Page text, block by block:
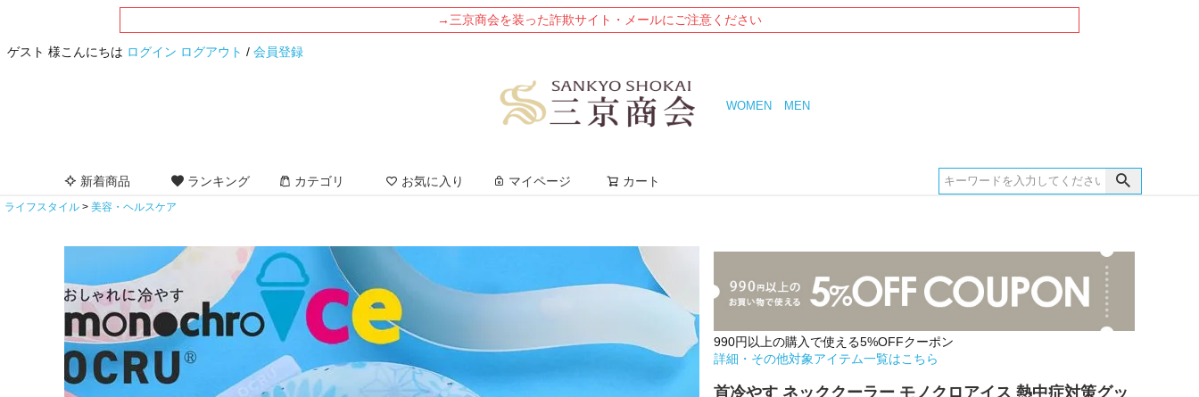
→三京商会を装った詐欺サイト・メールにご注意ください
ゲスト 様こんにちは ログイン ログアウト / 会員登録
WOMEN MEN
新着商品 ランキング カテゴリ お気に入り マイページ カート
ライフスタイル 美容・ヘルスケア
990円以上の購入で使える5%OFFクーポン
詳細・その他対象アイテム一覧はこちら
首冷やす ネッククーラー モノクロアイス 熱中症対策グッ